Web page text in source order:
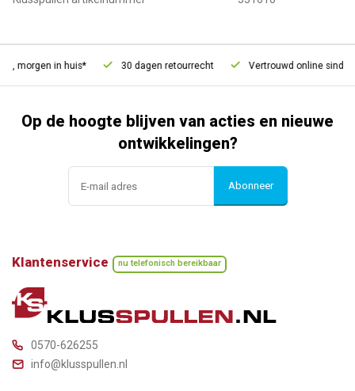
morgen in huis* 30 dagen retourrecht Vertrouwd online sinds
Op de hoogte blijven van acties en nieuwe
ontwikkelingen?
Abonneer
Klantenservice nu telefonisch bereikbaar
0570-626255
info@klusspullen.nl